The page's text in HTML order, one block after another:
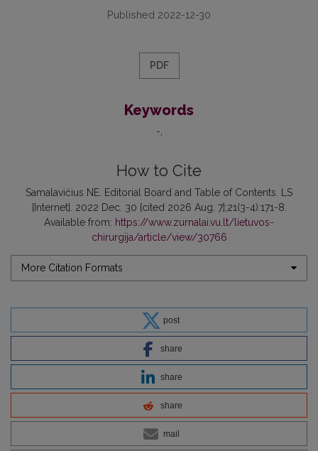
Published 2022-12-30
PDF
Keywords
-
How to Cite
Samalavičius NE. Editorial Board and Table of Contents. LS
[Internet]. 2022 Dec. 30 [cited 2026 Aug. 7];21(3-4):171-8.
Available from: https://www.zurnalai.vu.lt/lietuvos-
chirurgija/article/view/30766
More Citation Formats
post
share
share
share
mail